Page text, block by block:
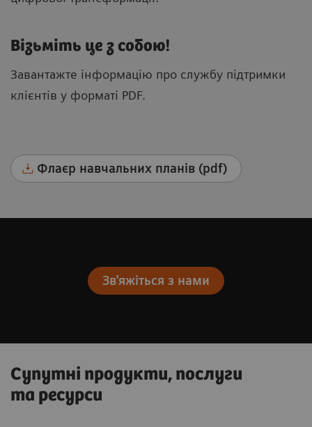
Візьміть це з собою!
Завантажте інформацію про службу підтримки
клієнтів у форматі PDF.
Флаєр навчальних планів (pdf)
Зв'яжіться з нами
Супутні продукти, послуги
та ресурси